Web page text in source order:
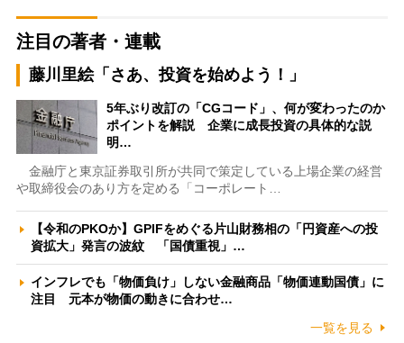
注目の著者・連載
藤川里絵「さあ、投資を始めよう！」
5年ぶり改訂の「CGコード」、何が変わったのか
ポイントを解説 企業に成長投資の具体的な説
明…
金融庁と東京証券取引所が共同で策定している上場企業の経営
や取締役会のあり方を定める「コーポレート…
【令和のPKOか】GPIFをめぐる片山財務相の「円資産への投
資拡大」発言の波紋 「国債重視」…
インフレでも「物価負け」しない金融商品「物価連動国債」に
注目 元本が物価の動きに合わせ…
一覧を見る